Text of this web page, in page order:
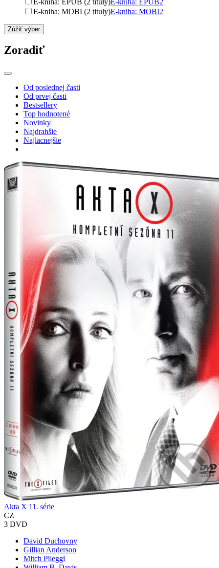
E-kniha: MOBI (2 tituly)E-kniha: MOBI2
Zúžiť výber
Zoradiť
Od poslednej časti
Od prvej časti
Bestsellery
Top hodnotené
Novinky
Najdrahšie
Najlacnejšie
Akta X 11. série
CZ
3 DVD
David Duchovny
Gillian Anderson
Mitch Pileggi